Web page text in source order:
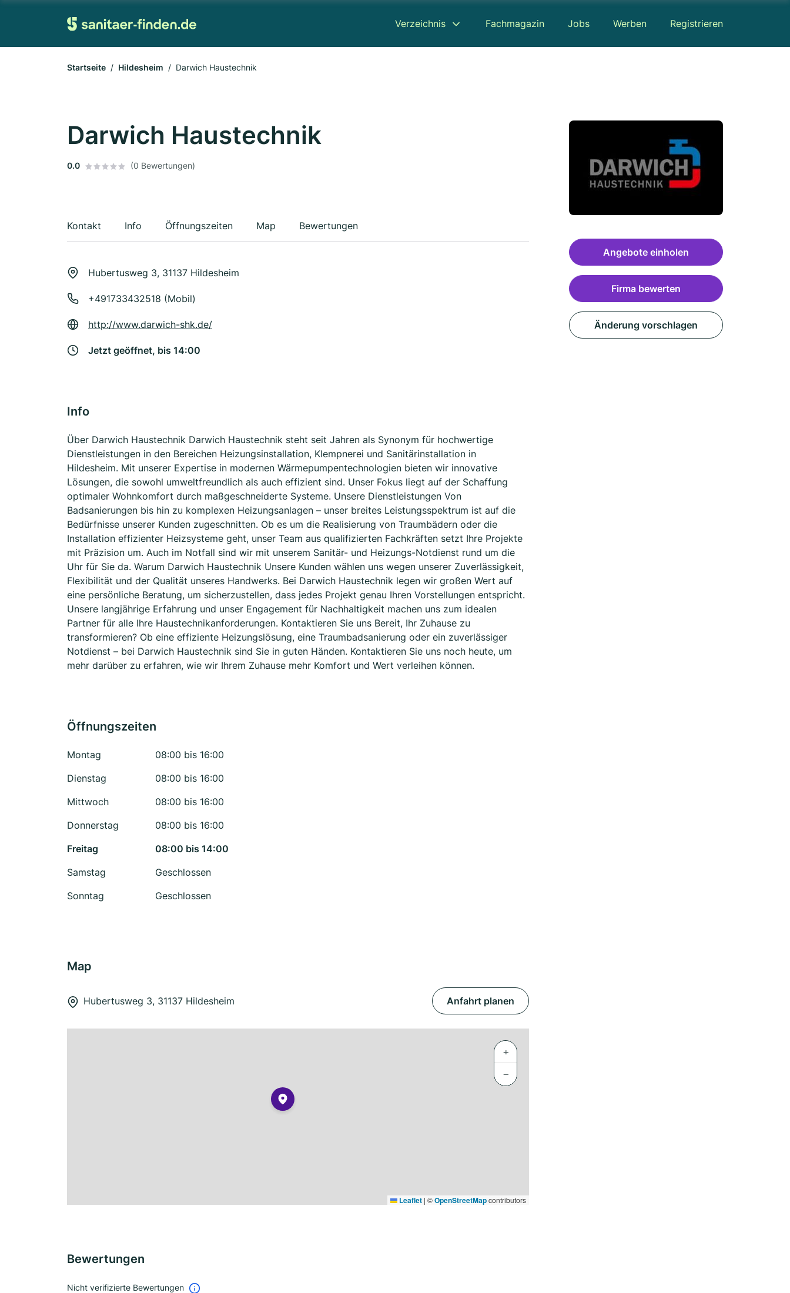
Verzeichnis Fachmagazin Jobs Werben Registrieren
Startseite Hildesheim Darwich Haustechnik
Darwich Haustechnik
0.0 (0 Bewertungen)
Kontakt Info Öffnungszeiten Map Bewertungen
Hubertusweg 3, 31137 Hildesheim
+491733432518 (Mobil)
http://www.darwich-shk.de/
Jetzt geöffnet, bis 14:00
Info
Über Darwich Haustechnik Darwich Haustechnik steht seit Jahren als Synonym für hochwertige
Dienstleistungen in den Bereichen Heizungsinstallation, Klempnerei und Sanitärinstallation in
Hildesheim. Mit unserer Expertise in modernen Wärmepumpentechnologien bieten wir innovative
Lösungen, die sowohl umweltfreundlich als auch effizient sind. Unser Fokus liegt auf der Schaffung
optimaler Wohnkomfort durch maßgeschneiderte Systeme. Unsere Dienstleistungen Von
Badsanierungen bis hin zu komplexen Heizungsanlagen – unser breites Leistungsspektrum ist auf die
Bedürfnisse unserer Kunden zugeschnitten. Ob es um die Realisierung von Traumbädern oder die
Installation effizienter Heizsysteme geht, unser Team aus qualifizierten Fachkräften setzt Ihre Projekte
mit Präzision um. Auch im Notfall sind wir mit unserem Sanitär- und Heizungs-Notdienst rund um die
Uhr für Sie da. Warum Darwich Haustechnik Unsere Kunden wählen uns wegen unserer Zuverlässigkeit,
Flexibilität und der Qualität unseres Handwerks. Bei Darwich Haustechnik legen wir großen Wert auf
eine persönliche Beratung, um sicherzustellen, dass jedes Projekt genau Ihren Vorstellungen entspricht.
Unsere langjährige Erfahrung und unser Engagement für Nachhaltigkeit machen uns zum idealen
Partner für alle Ihre Haustechnikanforderungen. Kontaktieren Sie uns Bereit, Ihr Zuhause zu
transformieren? Ob eine effiziente Heizungslösung, eine Traumbadsanierung oder ein zuverlässiger
Notdienst – bei Darwich Haustechnik sind Sie in guten Händen. Kontaktieren Sie uns noch heute, um
mehr darüber zu erfahren, wie wir Ihrem Zuhause mehr Komfort und Wert verleihen können.
Öffnungszeiten
Montag
08:00 bis 16:00
Dienstag
08:00 bis 16:00
Mittwoch
08:00 bis 16:00
Donnerstag
08:00 bis 16:00
Freitag
08:00 bis 14:00
Samstag
Geschlossen
Sonntag
Geschlossen
Map
Hubertusweg 3, 31137 Hildesheim Anfahrt planen
+
−
Leaflet | ©OpenStreetMapcontributors
Bewertungen
Nicht verifizierte Bewertungen
Angebote einholen
Firma bewerten
Änderung vorschlagen